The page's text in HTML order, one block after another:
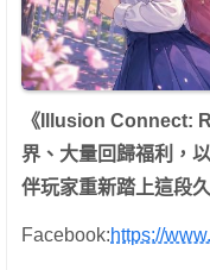
《 Illusion Connect:
界、大量回歸福利，
伴玩家重新踏上這段
Facebook:https://